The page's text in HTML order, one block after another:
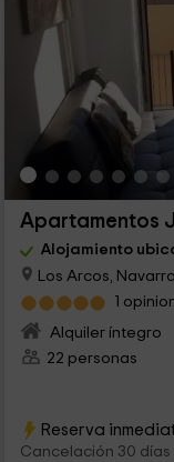
Apartamentos
Alojamiento
Los Arcos, Navarra
1
Alquiler íntegro
22 personas
Reserva
Cancelación 30 días